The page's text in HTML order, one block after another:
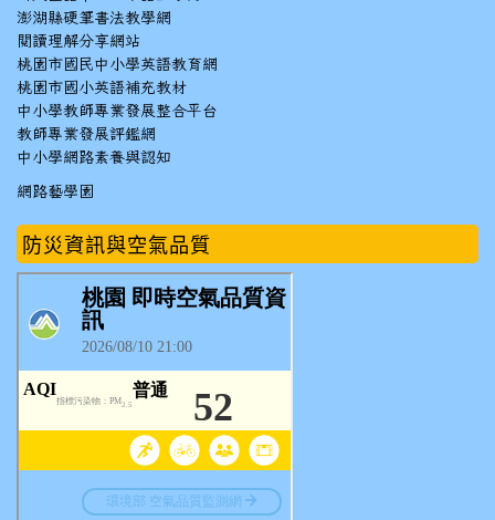
澎湖縣硬筆書法教學網
閱讀理解分享網站
桃園市國民中小學英語教育網
桃園市國小英語補充教材
中小學教師專業發展整合平台
教師專業發展評鑑網
中小學網路素養與認知
網路藝學園
防災資訊與空氣品質